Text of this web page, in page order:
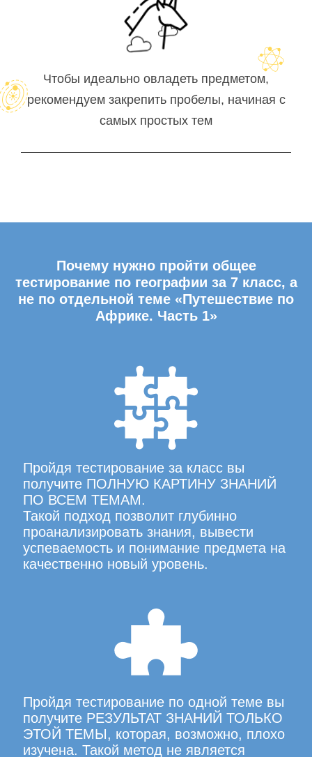
Чтобы идеально овладеть предметом,
рекомендуем закрепить пробелы, начиная с
самых простых тем
Почему нужно пройти общее
тестирование по географии за 7 класс, а
не по отдельной теме «Путешествие по
Африке. Часть 1»
Пройдя тестирование за класс вы
получите ПОЛНУЮ КАРТИНУ ЗНАНИЙ
ПО ВСЕМ ТЕМАМ.
Такой подход позволит глубинно
проанализировать знания, вывести
успеваемость и понимание предмета на
качественно новый уровень.
Пройдя тестирование по одной теме вы
получите РЕЗУЛЬТАТ ЗНАНИЙ ТОЛЬКО
ЭТОЙ ТЕМЫ, которая, возможно, плохо
изучена. Такой метод не является